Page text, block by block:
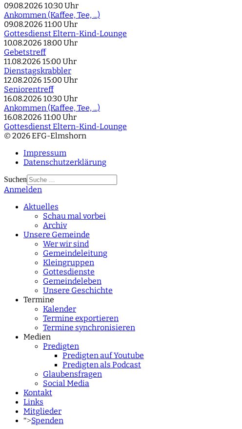
09.08.2026 10:30 Uhr
Ankommen (Kaffee, Tee, ...)
09.08.2026 11:00 Uhr
Gottesdienst Eltern-Kind-Lounge
10.08.2026 18:00 Uhr
Gebetstreff
11.08.2026 15:00 Uhr
Dienstagskrabbler
12.08.2026 15:00 Uhr
Seniorentreff
16.08.2026 10:30 Uhr
Ankommen (Kaffee, Tee, ...)
16.08.2026 11:00 Uhr
Gottesdienst Eltern-Kind-Lounge
© 2026 EFG-Elmshorn
Impressum
Datenschutzerklärung
Suchen
Type 2 or more
Anmelden
Aktuelles
Schau mal vorbei
Archiv
Unsere Gemeinde
Wer wir sind
Gemeindeleitung
Kleingruppen
Gottesdienste
Gemeindeleben
Unsere Geschichte
Termine
Kalender
Termine exportieren
Termine synchronisieren
Medien
Predigten
Predigten auf Youtube
Predigten als Podcast
Glaubensfragen
Social Media
Kontakt
Links
Mitglieder
">Spenden